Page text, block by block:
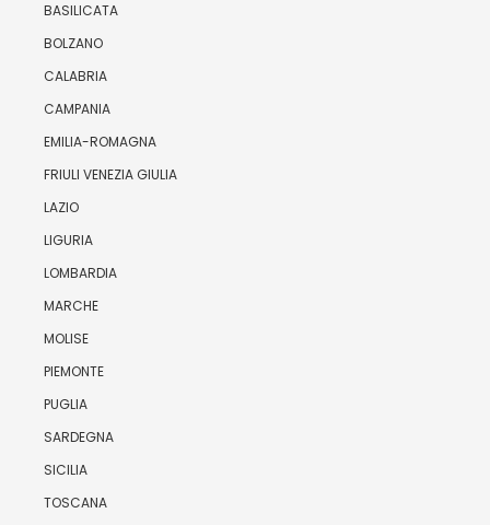
BASILICATA
BOLZANO
CALABRIA
CAMPANIA
EMILIA-ROMAGNA
FRIULI VENEZIA GIULIA
LAZIO
LIGURIA
LOMBARDIA
MARCHE
MOLISE
PIEMONTE
PUGLIA
SARDEGNA
SICILIA
TOSCANA